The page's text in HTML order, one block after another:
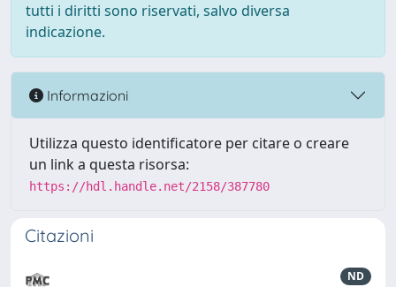
tutti i diritti sono riservati, salvo diversa
indicazione.
Informazioni
Utilizza questo identificatore per citare o creare
un link a questa risorsa:
https://hdl.handle.net/2158/387780
Citazioni
ND